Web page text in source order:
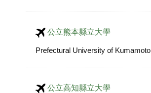
公立熊本縣立大學
Prefectural University of Kumamoto
公立高知縣立大學